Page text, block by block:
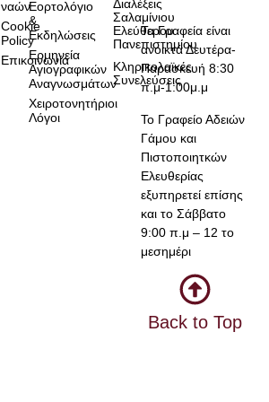
Τα Γραφεία είναι
ανοικτά Δευτέρα-
Παρασκευή 8:30
π.μ-1:00μ.μ
Το Γραφείο Αδειών
Γάμου και
Πιστοποιητκών
Ελευθερίας
εξυπηρετεί επίσης
και το Σάββατο
9:00 π.μ – 12 το
μεσημέρι
Back to Top
ναών
Cookie
Policy
Επικοινωνία
Εορτολόγιο
&
Εκδηλώσεις
Ερμηνεία
Αγιογραφικών
Αναγνωσμάτων
Χειροτονητήριοι
Λόγοι
Διαλέξεις
Σαλαμίνιου
Ελεύθερου
Πανεπιστημίου
Κληρικολαϊκές
Συνελεύσεις